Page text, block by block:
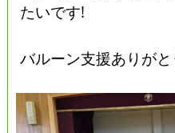
たいです!
バルーン支援ありが